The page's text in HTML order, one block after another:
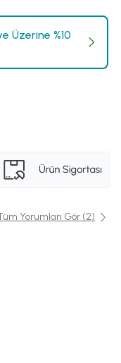
Üzerine %10
Yorumları Gör (2)